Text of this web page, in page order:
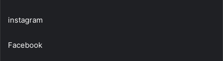
instagram
Facebook